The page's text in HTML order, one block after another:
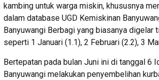
kambing untuk warga miskin, khususnya
dalam database UGD Kemiskinan
Banyuwangi Berbagi yang biasanya digelar
seperti 1 Januari (1.1), 2 Februari (2.2), 3
Bertepatan pada bulan Juni ini di tanggal 6
Banyuwangi melakukan penyembelihan